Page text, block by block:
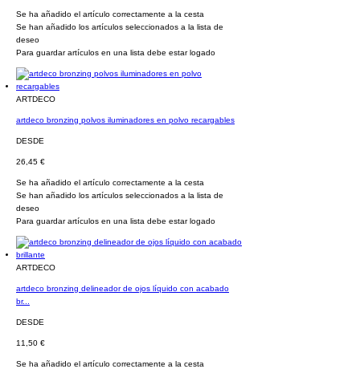
Se ha añadido el artículo correctamente a la cesta
Se han añadido los artículos seleccionados a la lista de
deseo
Para guardar artículos en una lista debe estar logado
ARTDECO
artdeco bronzing polvos iluminadores en polvo recargables
DESDE
26,45 €
Se ha añadido el artículo correctamente a la cesta
Se han añadido los artículos seleccionados a la lista de
deseo
Para guardar artículos en una lista debe estar logado
ARTDECO
artdeco bronzing delineador de ojos líquido con acabado
br...
DESDE
11,50 €
Se ha añadido el artículo correctamente a la cesta